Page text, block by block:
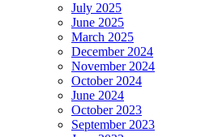
July 2025
June 2025
March 2025
December 2024
November 2024
October 2024
June 2024
October 2023
September 2023